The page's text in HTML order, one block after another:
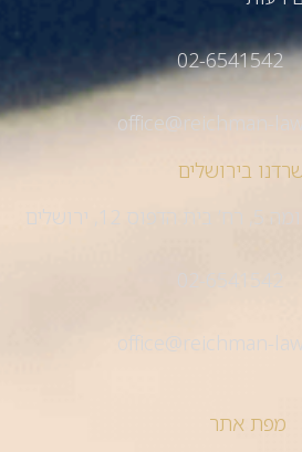
02-6541542
office@reichman-
בירושלים
02-6541542
office@reichman-
מפת אתר